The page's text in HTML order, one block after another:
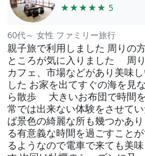
★★★★★ 5
60代～ 女性 ファミリー旅行
親子旅で利用しました 周りの
ところが気に入りました 周
カフェ、市場などがあり美味
した お家を出てすぐの海を見
ら散歩 大きいお布団で時間
常では出来ない体験をさせて
ば景色の綺麗な所も幾つかあ
る有意義な時間を過ごすこと
るようなので電車で来ても美